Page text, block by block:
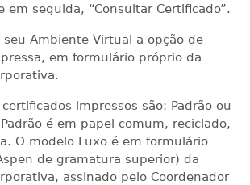
em seguida, “Consultar Certificado”.
Ambiente Virtual a opção de
em formulário próprio da
impressos são: Padrão ou
é em papel comum, reciclado,
O modelo Luxo é em formulário
de gramatura superior) da
assinado pelo Coordenador